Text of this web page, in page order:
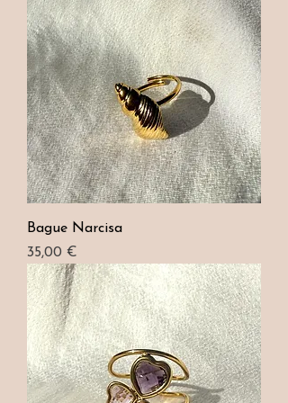
Bague Narcisa
Prix
35,00 €